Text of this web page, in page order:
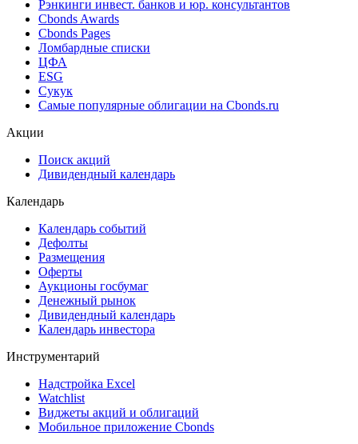
Рэнкинги инвест. банков и юр. консультантов
Cbonds Awards
Cbonds Pages
Ломбардные списки
ЦФА
ESG
Сукук
Самые популярные облигации на Cbonds.ru
Акции
Поиск акций
Дивидендный календарь
Календарь
Календарь событий
Дефолты
Размещения
Оферты
Аукционы госбумаг
Денежный рынок
Дивидендный календарь
Календарь инвестора
Инструментарий
Надстройка Excel
Watchlist
Виджеты акций и облигаций
Мобильное приложение Cbonds